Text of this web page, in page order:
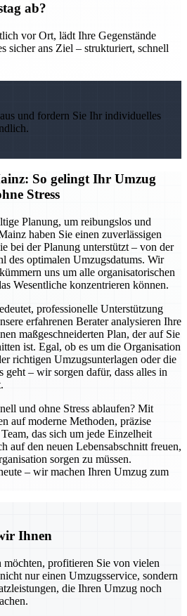
ab?
vor Ort, lädt Ihre Gegenstände
sicher ans Ziel – strukturiert, schnell
und fordern Sie Ihr individuelles
So gelingt Ihr Umzug
Stress
Planung, um reibungslos und
haben Sie einen zuverlässigen
bei der Planung unterstützt – von der
des optimalen Umzugsdatums. Wir
uns um alle organisatorischen
Wesentliche konzentrieren können.
professionelle Unterstützung
erfahrenen Berater analysieren Ihre
maßgeschneiderten Plan, der auf Sie
ist. Egal, ob es um die Organisation
richtigen Umzugsunterlagen oder die
geht – wir sorgen dafür, dass alles in
und ohne Stress ablaufen? Mit
auf moderne Methoden, präzise
das sich um jede Einzelheit
auf den neuen Lebensabschnitt freuen,
sorgen zu müssen.
– wir machen Ihren Umzug zum
Ihnen
möchten, profitieren Sie von vielen
nur einen Umzugsservice, sondern
die Ihren Umzug noch